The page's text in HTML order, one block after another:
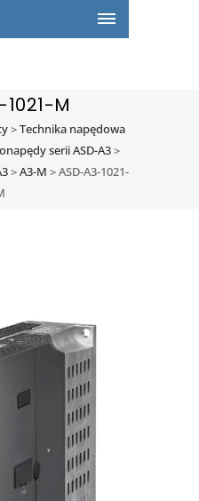
M
>Technika napędowa
serii ASD-A3>
>A3-M >ASD-A3-1021-